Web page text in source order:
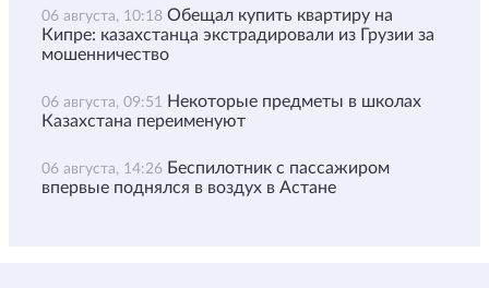
06 августа, 10:18 Обещал купить квартиру на
Кипре: казахстанца экстрадировали из Грузии за
мошенничество
06 августа, 09:51
Некоторые предметы в школах
Казахстана переименуют
06 августа, 14:26 Беспилотник с пассажиром
впервые поднялся в воздух в Астане